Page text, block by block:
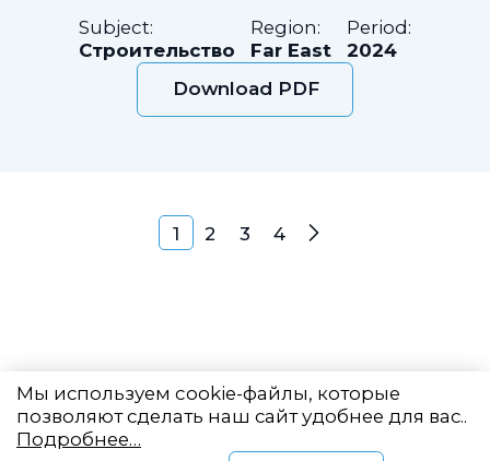
Download PDF
Subject:
Строительство
Region:
Far East
Period:
2024
Posts navigation
1 2 3 4 Next
Мы используем cookie-файлы, которые
позволяют сделать наш сайт удобнее для вас..
Подробнее…